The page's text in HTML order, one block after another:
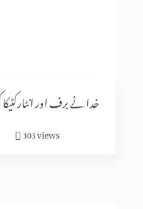
یہودیوں میں سے مخالفِ مسیح
خدا نے برف اور
303views